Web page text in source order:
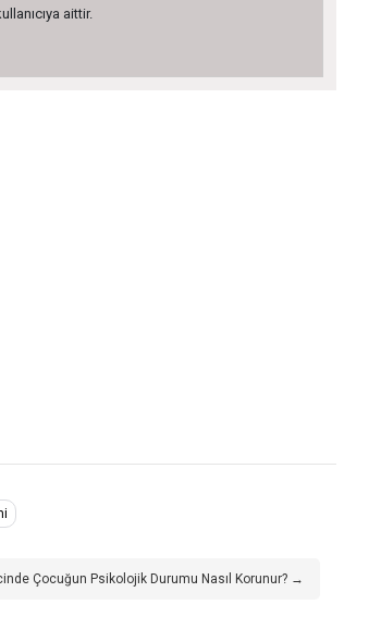
aittir.
Çocuğun Psikolojik Durumu Nasıl Korunur? →